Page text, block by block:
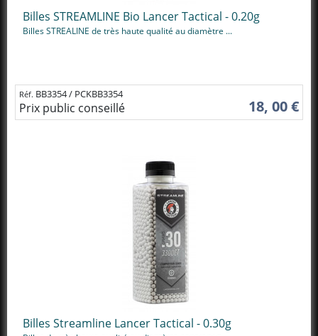
Billes STREAMLINE Bio Lancer Tactical - 0.20g
Billes STREALINE de très haute qualité au diamètre ...
Réf. BB3354 / PCKBB3354
Prix public conseillé 18, 00 €
Billes Streamline Lancer Tactical - 0.30g